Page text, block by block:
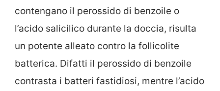
contengano il perossido di benzoile o
l’acido salicilico durante la doccia, risulta
un potente alleato contro la follicolite
batterica. Difatti il perossido di benzoile
contrasta i batteri fastidiosi, mentre l’acido